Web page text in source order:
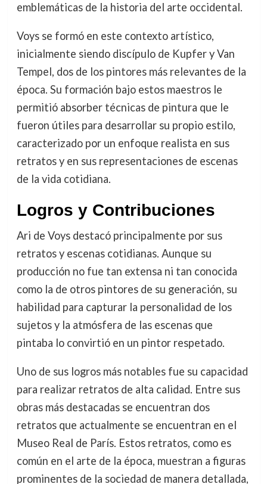
emblemáticas de la historia del arte occidental.
Voys se formó en este contexto artístico,
inicialmente siendo discípulo de Kupfer y Van
Tempel, dos de los pintores más relevantes de la
época. Su formación bajo estos maestros le
permitió absorber técnicas de pintura que le
fueron útiles para desarrollar su propio estilo,
caracterizado por un enfoque realista en sus
retratos y en sus representaciones de escenas
de la vida cotidiana.
Logros y Contribuciones
Ari de Voys destacó principalmente por sus
retratos y escenas cotidianas. Aunque su
producción no fue tan extensa ni tan conocida
como la de otros pintores de su generación, su
habilidad para capturar la personalidad de los
sujetos y la atmósfera de las escenas que
pintaba lo convirtió en un pintor respetado.
Uno de sus logros más notables fue su capacidad
para realizar retratos de alta calidad. Entre sus
obras más destacadas se encuentran dos
retratos que actualmente se encuentran en el
Museo Real de París. Estos retratos, como es
común en el arte de la época, muestran a figuras
prominentes de la sociedad de manera detallada,